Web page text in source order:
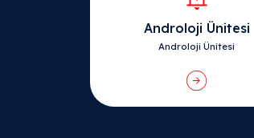
Androloji Ünitesi
Androloji Ünitesi